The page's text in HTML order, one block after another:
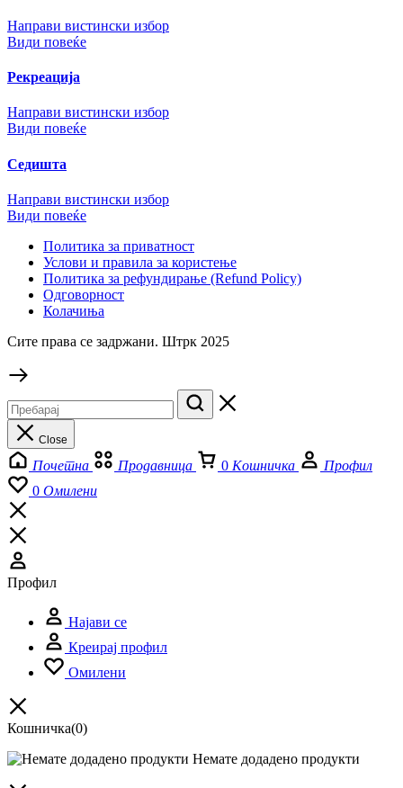
Направи вистински избор
Види повеќе
Рекреација
Направи вистински избор
Види повеќе
Седишта
Направи вистински избор
Види повеќе
Политика за приватност
Услови и правила за користење
Политика за рефундирање (Refund Policy)
Одговорност
Колачиња
Сите права се задржани. Штрк 2025
Close
Почетна Продавница 0 Кошничка
Профил
0 Омилени
Профил
Најави се
Креирај профил
Омилени
Кошничка(0)
Немате додадено продукти